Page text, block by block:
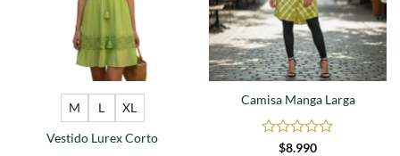
M L XL
Vestido Lurex Corto
Camisa Manga Larga
Valorado
$8.990